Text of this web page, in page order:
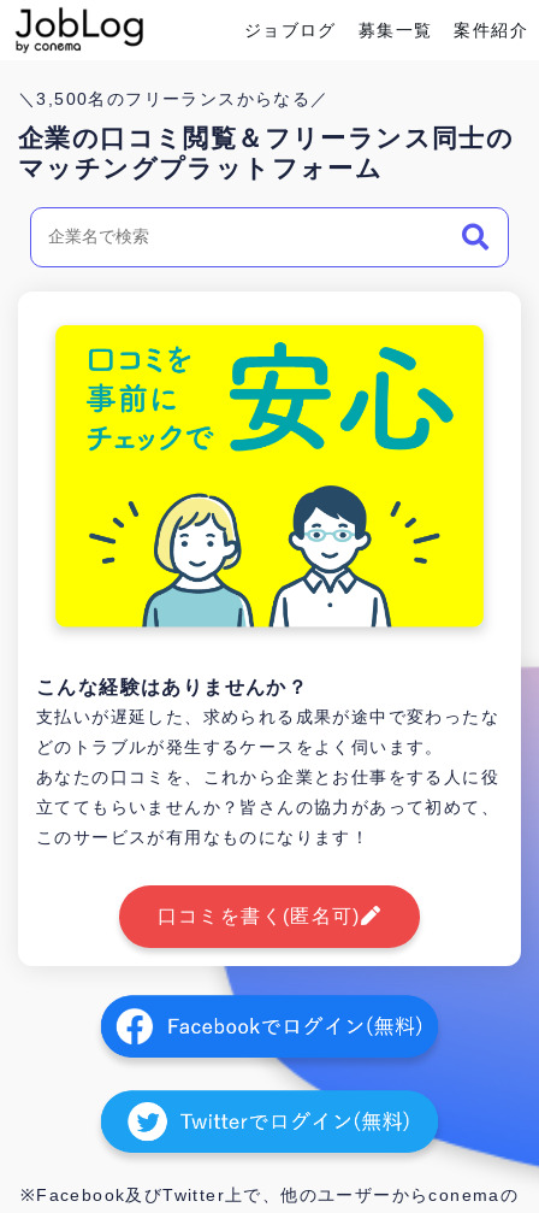
案件紹介
募集一覧
ジョブログ
＼3,500名のフリーランスからなる／
企業の口コミ閲覧＆フリーランス同士の
マッチングプラットフォーム
こんな経験はありませんか？
支払いが遅延した、求められる成果が途中で変わったな
どのトラブルが発生するケースをよく伺います。
あなたの口コミを、これから企業とお仕事をする人に役
立ててもらいませんか？皆さんの協力があって初めて、
このサービスが有用なものになります！
口コミを書く(匿名可)
※Facebook及びTwitter上で、他のユーザーからconemaの